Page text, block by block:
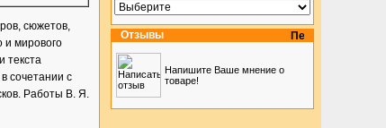
сюжетов,
и мирового
текста
сочетании с
Работы В. Я.
Отзывы
Напишите Ваше мнение о
товаре!